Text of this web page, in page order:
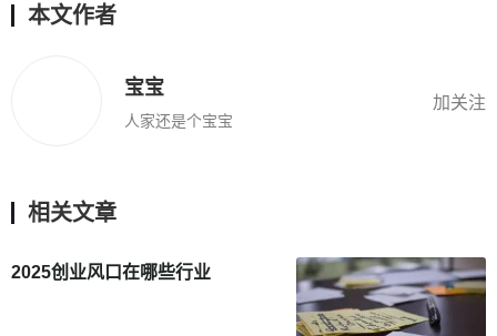
本文作者
宝宝
人家还是个宝宝
加关注
相关文章
2025创业风口在哪些行业